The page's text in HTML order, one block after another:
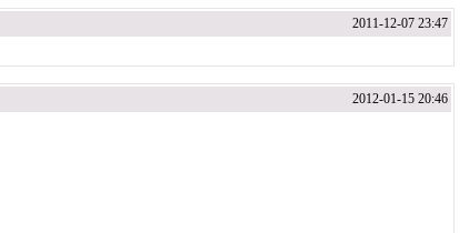
2011-12-07 23:47
2012-01-15 20:46